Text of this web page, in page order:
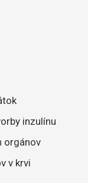
inzulínu
orgánov
v krvi